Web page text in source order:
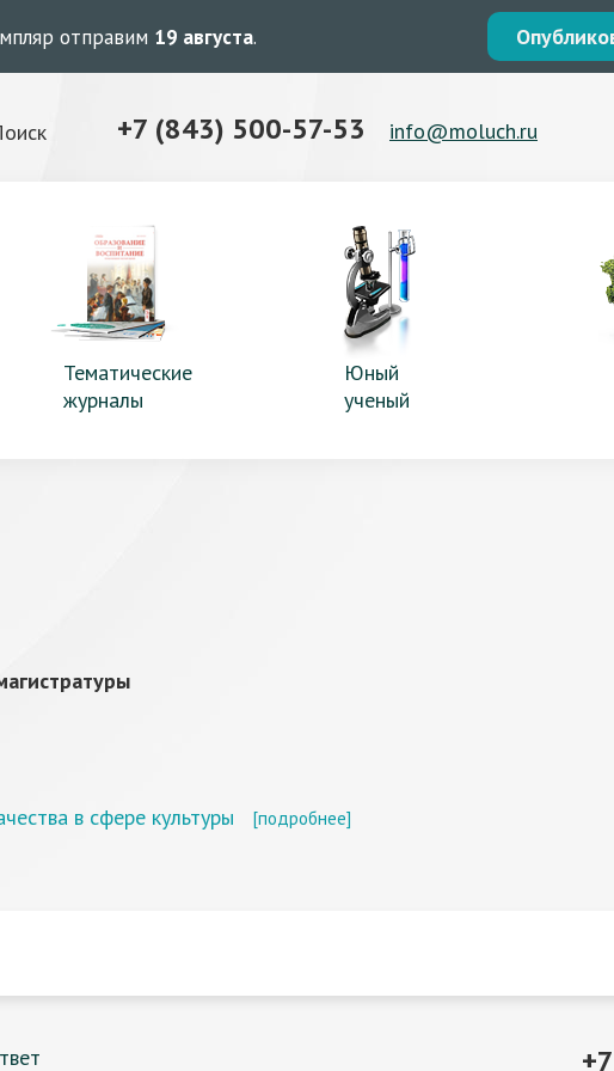
отправим 19 августа.
+7 (843) 500-57-53 info@moluch.ru
Тематические
журналы
Юный
ученый
в сфере культуры [подробнее]